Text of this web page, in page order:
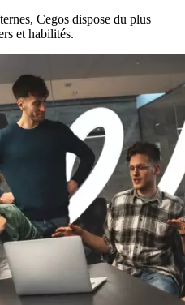
Cegos dispose du plus
et habilités.